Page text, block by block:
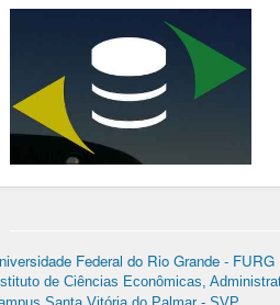
Federal do Rio Grande - FURG
de Ciências Econômicas,